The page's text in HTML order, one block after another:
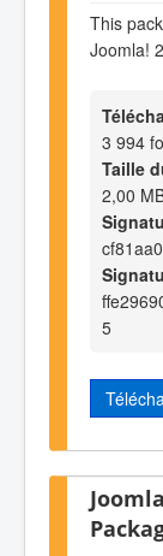
This
Joomla!
3 994
Taille
2,00
5